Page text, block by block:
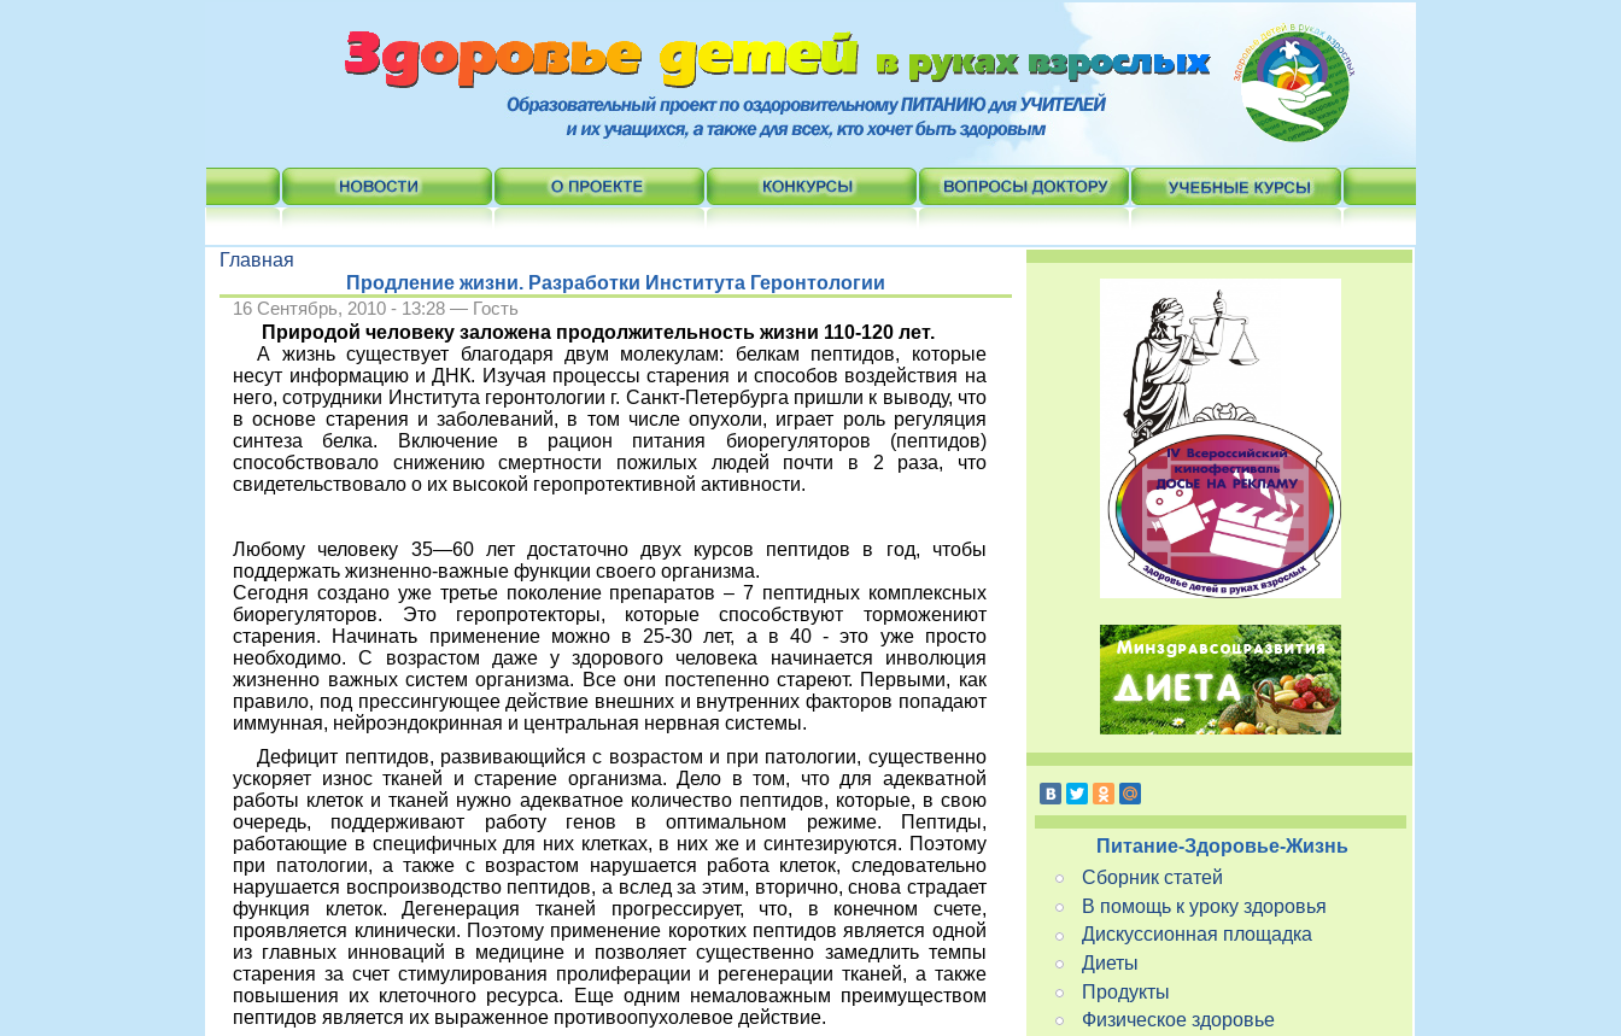
Главная
Продление жизни. Разработки Института Геронтологии
16 Сентябрь, 2010 - 13:28 — Гость
Природой человеку заложена продолжительность жизни 110-120 лет.
А жизнь существует благодаря двум молекулам: белкам пептидов, которые
несут информацию и ДНК. Изучая процессы старения и способов воздействия на
него, сотрудники Института геронтологии г. Санкт-Петербурга пришли к выводу, что
в основе старения и заболеваний, в том числе опухоли, играет роль регуляция
синтеза белка. Включение в рацион питания биорегуляторов (пептидов)
способствовало снижению смертности пожилых людей почти в 2 раза, что
свидетельствовало о их высокой геропротективной активности.
Любому человеку 35—60 лет достаточно двух курсов пептидов в год, чтобы
поддержать жизненно-важные функции своего организма.
Сегодня создано уже третье поколение препаратов – 7 пептидных комплексных
биорегуляторов. Это геропротекторы, которые способствуют торможениют
старения. Начинать применение можно в 25-30 лет, а в 40 - это уже просто
необходимо. С возрастом даже у здорового человека начинается инволюция
жизненно важных систем организма. Все они постепенно стареют. Первыми, как
правило, под прессингующее действие внешних и внутренних факторов попадают
иммунная, нейроэндокринная и центральная нервная системы.
Дефицит пептидов, развивающийся с возрастом и при патологии, существенно
ускоряет износ тканей и старение организма. Дело в том, что для адекватной
работы клеток и тканей нужно адекватное количество пептидов, которые, в свою
очередь, поддерживают работу генов в оптимальном режиме. Пептиды,
работающие в специфичных для них клетках, в них же и синтезируются. Поэтому
при патологии, а также с возрастом нарушается работа клеток, следовательно
нарушается воспроизводство пептидов, а вслед за этим, вторично, снова страдает
функция клеток. Дегенерация тканей прогрессирует, что, в конечном счете,
проявляется клинически. Поэтому применение коротких пептидов является одной
из главных инноваций в медицине и позволяет существенно замедлить темпы
старения за счет стимулирования пролиферации и регенерации тканей, а также
повышения их клеточного ресурса. Еще одним немаловажным преимуществом
пептидов является их выраженное противоопухолевое действие.
Питание-Здоровье-Жизнь
Сборник статей
В помощь к уроку здоровья
Дискуссионная площадка
Диеты
Продукты
Физическое здоровье